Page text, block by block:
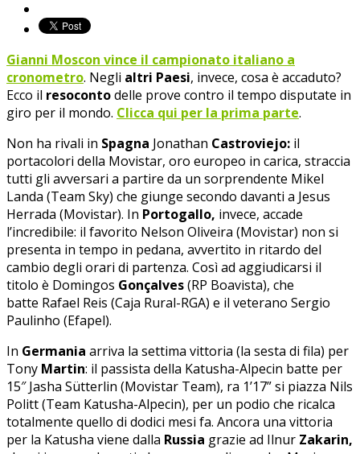
Gianni Moscon vince il campionato italiano a
cronometro. Negli altri Paesi, invece, cosa è accaduto?
Ecco il resocontodelle prove contro il tempo disputate in
giro per il mondo. Clicca qui per la prima parte.
Non ha rivali in Spagna Jonathan Castroviejo: il
portacolori della Movistar, oro europeo in carica, straccia
tutti gli avversari a partire da un sorprendente Mikel
Landa (Team Sky) che giunge secondo davanti a Jesus
Herrada (Movistar). In Portogallo, invece, accade
l’incredibile: il favorito Nelson Oliveira (Movistar) non si
presenta in tempo in pedana, avvertito in ritardo del
cambio degli orari di partenza. Così ad aggiudicarsi il
titolo è Domingos Gonçalves(RP Boavista), che
batte Rafael Reis (Caja Rural-RGA) e il veterano Sergio
Paulinho (Efapel).
In Germania arriva la settima vittoria (la sesta di fila) per
Tony Martin: il passista della Katusha-Alpecin batte per
15″ Jasha Sütterlin (Movistar Team), ra 1’17” si piazza Nils
Politt (Team Katusha-Alpecin), per un podio che ricalca
totalmente quello di dodici mesi fa. Ancora una vittoria
per la Katusha viene dalla Russia grazie ad Ilnur Zakarin,